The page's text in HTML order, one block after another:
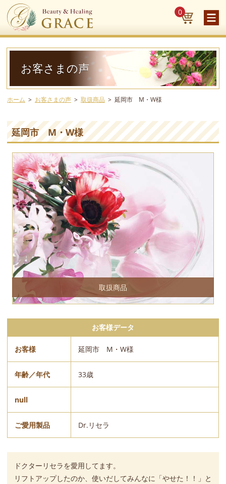
0
お客さまの声
ホーム お客さまの声 取扱商品 延岡市 M・W様
延岡市 M・W様
取扱商品
お客様データ
お客様 延岡市 M・W様
年齢／年代 33歳
null
ご愛用製品 Dr.リセラ
ドクターリセラを愛用してます。
リフトアップしたのか、使いだしてみんなに「やせた！！」と